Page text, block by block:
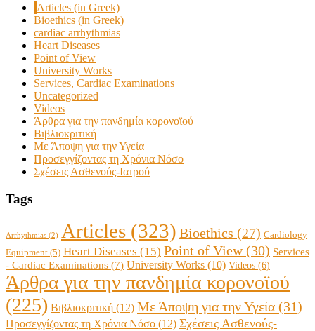
Articles (in Greek)
Bioethics (in Greek)
cardiac arrhythmias
Heart Diseases
Point of View
University Works
Services, Cardiac Examinations
Uncategorized
Videos
Άρθρα για την πανδημία κορονοϊού
Βιβλιοκριτική
Με Άποψη για την Υγεία
Προσεγγίζοντας τη Χρόνια Νόσο
Σχέσεις Ασθενούς-Ιατρού
Tags
Arrhythmias (2) Articles (323) Bioethics (27) Cardiology
Equipment (5) Heart Diseases (15) Point of View(30) Services
- Cardiac Examinations (7) University Works (10) Videos (6)
Άρθρα για την πανδημία κορονοϊού
(225) Βιβλιοκριτική (12) Με Άποψη για την Υγεία (31)
Προσεγγίζοντας τη Χρόνια Νόσο (12) Σχέσεις Ασθενούς-